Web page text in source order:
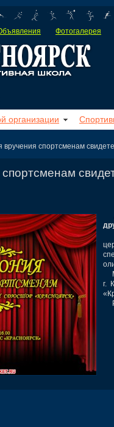
Фотогалерея
организации
спортсменам
г.